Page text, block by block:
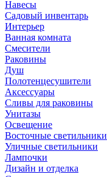
Навесы
Садовый инвентарь
Интерьер
Ванная комната
Смесители
Раковины
Душ
Полотенцесушители
Аксессуары
Сливы для раковины
Унитазы
Освещение
Восточные светильники
Уличные светильники
Лампочки
Дизайн и отделка